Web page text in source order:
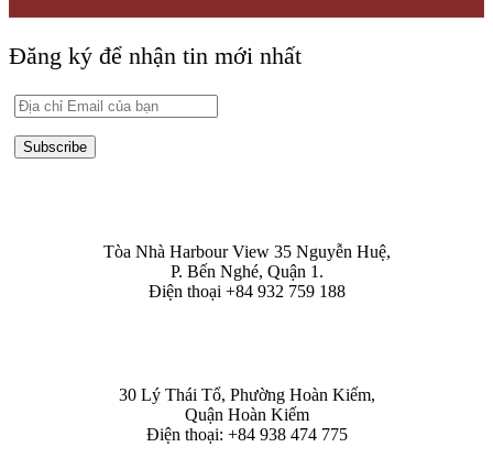
Đăng ký để nhận tin mới nhất
Subscribe
Tòa Nhà Harbour View 35 Nguyễn Huệ,
P. Bến Nghé, Quận 1.
Điện thoại +84 932 759 188
30 Lý Thái Tổ, Phường Hoàn Kiếm,
Quận Hoàn Kiếm
Điện thoại: +84 938 474 775